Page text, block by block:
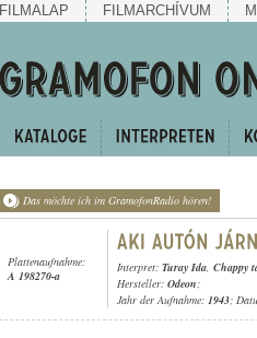
FILMALAP FILMARCHÍVUM
Das möchte ich im GramofonRadio hören!
Plattenaufnahme:
A 198270-a
Interpret: Turay Ida, Chappy
Hersteller: Odeon;
Jahr der Aufnahme: 1943;